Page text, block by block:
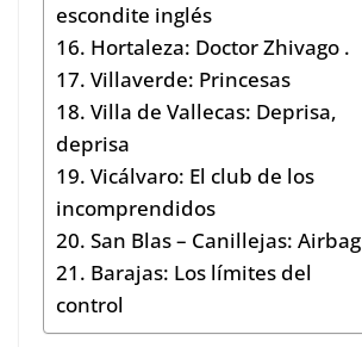
escondite inglés
16. Hortaleza: Doctor Zhivago .
17. Villaverde: Princesas
18. Villa de Vallecas: Deprisa,
deprisa
19. Vicálvaro: El club de los
incomprendidos
20. San Blas – Canillejas: Airbag
21. Barajas: Los límites del
control